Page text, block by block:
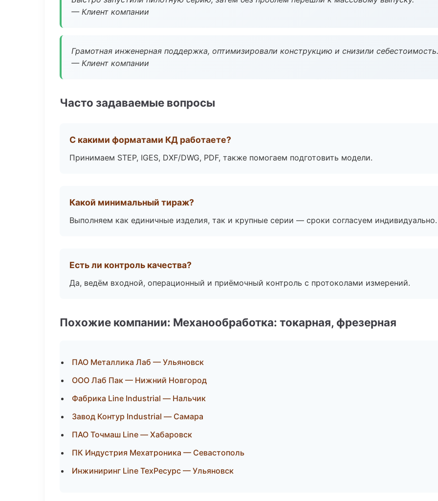
— Клиент компании
Грамотная инженерная поддержка, оптимизировали конструкцию и снизили себестоимость.
— Клиент компании
Часто задаваемые вопросы
С какими форматами КД работаете?
Принимаем STEP, IGES, DXF/DWG, PDF, также помогаем подготовить модели.
Какой минимальный тираж?
Выполняем как единичные изделия, так и крупные серии — сроки согласуем индивидуально.
Есть ли контроль качества?
Да, ведём входной, операционный и приёмочный контроль с протоколами измерений.
Похожие компании: Механообработка: токарная, фрезерная
ПАО Металлика Лаб — Ульяновск
ООО Лаб Пак — Нижний Новгород
Фабрика Line Industrial — Нальчик
Завод Контур Industrial — Самара
ПАО Точмаш Line — Хабаровск
ПК Индустрия Мехатроника — Севастополь
Инжиниринг Line ТехРесурс — Ульяновск